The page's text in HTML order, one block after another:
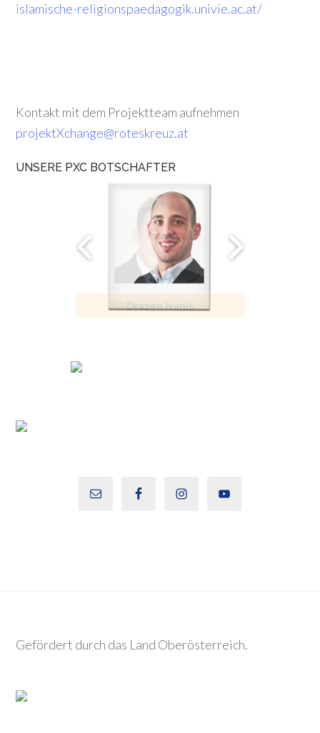
islamische-religionspaedagogik.univie.ac.at/
Kontakt mit dem Projektteam aufnehmen
projektXchange@roteskreuz.at
UNSERE PXC BOTSCHAFTER
Drazen Ivanis
Gefördert durch das Land Oberösterreich.